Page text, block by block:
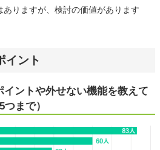
りますが、検討の価値があります
イント
ントや外せない機能を教えて
まで）